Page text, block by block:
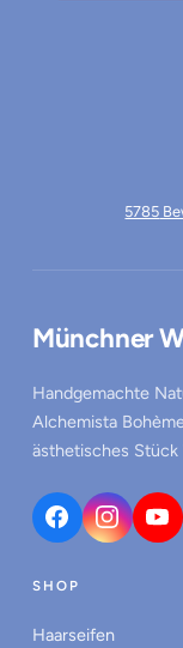
5785
Münchner
Handgemachte
Alchemista
ästhetisches Stück
SHOP
Haarseifen